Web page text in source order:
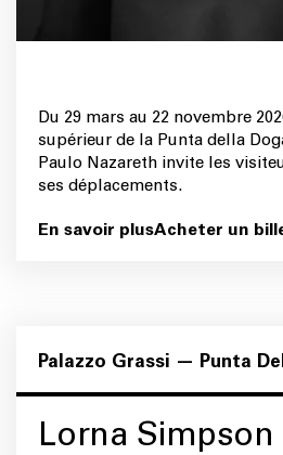
Du 29 mars au 22 novembre
supérieur de la Punta della
Paulo Nazareth invite les
ses déplacements.
En savoir plusAcheter un
Palazzo Grassi — Punta
Lorna Simpson